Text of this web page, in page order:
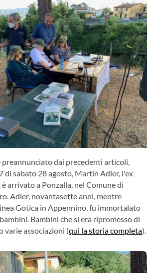
dai precedenti articoli,
di sabato 28 agosto, Martin Adler, l'ex
arrivato a Ponzalla, nel Comune di
Adler, novantasette anni, mentre
Gotica in Appennino, fu immortalato
Bambini che si era ripromesso di
associazioni (qui la storia completa).